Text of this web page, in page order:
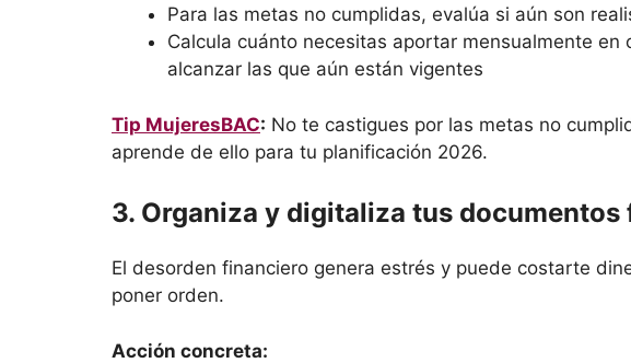
Para las metas no cumplidas, evalúa si aún son
Calcula cuánto necesitas aportar mensualmente
alcanzar las que aún están vigentes
Tip MujeresBAC: No te castigues por las metas no
aprende de ello para tu planificación 2026.
3. Organiza y digitaliza tus documentos
El desorden financiero genera estrés y puede costarte
poner orden.
Acción concreta: